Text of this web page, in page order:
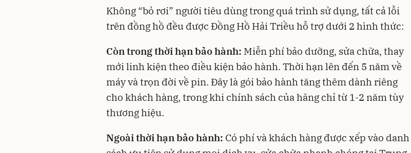
Không “bỏ rơi” người tiêu dùng trong quá trình sử dụng, tất cả lỗi
trên đồng hồ đều được Đồng Hồ Hải Triều hỗ trợ dưới 2 hình thức:
Còn trong thời hạn bảo hành: Miễn phí bảo dưỡng, sửa chữa, thay
mới linh kiện theo điều kiện bảo hành. Thời hạn lên đến 5 năm về
máy và trọn đời về pin. Đây là gói bảo hành tăng thêm dành riêng
cho khách hàng, trong khi chính sách của hãng chỉ từ 1-2 năm tùy
thương hiệu.
Ngoài thời hạn bảo hành: Có phí và khách hàng được xếp vào danh